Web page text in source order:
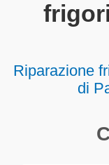
Riparazione
di